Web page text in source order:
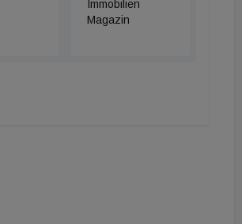
Immobilien
Magazin